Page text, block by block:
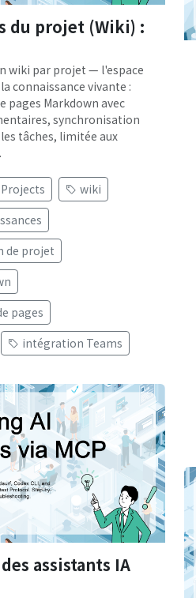
du projet (Wiki) :
wiki par projet — l'espace
connaissance vivante :
pages Markdown avec
synchronisation
tâches, limitée aux
wiki
de projet
pages
intégration Teams
assistants IA